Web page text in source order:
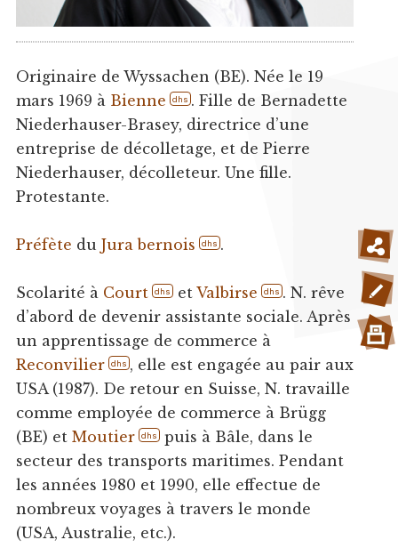
Originaire de Wyssachen (BE). Née le 19
mars 1969 à Bienne dhs . Fille de Bernadette
Niederhauser-Brasey, directrice d’une
entreprise de décolletage, et de Pierre
Niederhauser, décolleteur. Une fille.
Protestante.
Préfète du Jura bernois dhs .
Scolarité à Court dhs et Valbirse dhs . N. rêve
d’abord de devenir assistante sociale. Après
un apprentissage de commerce à
Reconvilier
dhs , elle est engagée au pair aux
USA (1987). De retour en Suisse, N. travaille
comme employée de commerce à Brügg
(BE) et Moutier dhs puis à Bâle, dans le
secteur des transports maritimes. Pendant
les années 1980 et 1990, elle effectue de
nombreux voyages à travers le monde
(USA, Australie, etc.).